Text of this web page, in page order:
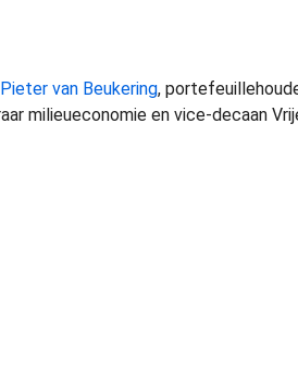
Pieter van Beukering,
milieueconomie en vice-decaan